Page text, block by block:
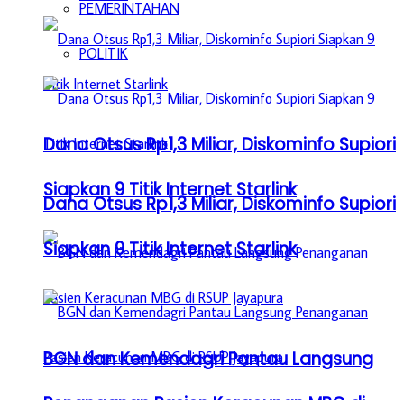
Dana Otsus Rp1,3 Miliar, Diskominfo Supiori
Siapkan 9 Titik Internet Starlink
BGN dan Kemendagri Pantau Langsung
PEMERINTAHAN
POLITIK
Dana Otsus Rp1,3 Miliar, Diskominfo Supiori
Siapkan 9 Titik Internet Starlink